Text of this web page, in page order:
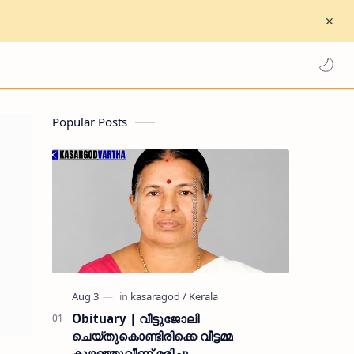
Popular Posts
Obituary | വീട്ടുജോലി
ചെയ്തുകൊണ്ടിരിക്കെ വീട്ടമ്മ